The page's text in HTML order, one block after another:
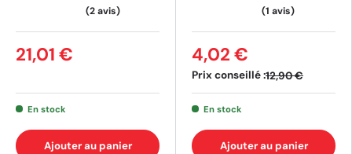
21,01 €
En stock
Ajouter au panier
Prix conseillé :12,90 €
4,02 €
En stock
Ajouter au panier